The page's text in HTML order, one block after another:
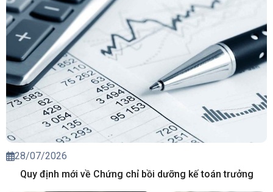
28/07/2026
Quy định mới về Chứng chỉ bồi dưỡng kế toán trưởng